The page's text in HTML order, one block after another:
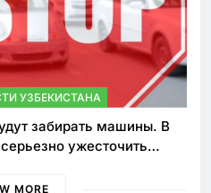
УЗБЕКИСТАНА
забирать машины. В
ужесточить
MORE